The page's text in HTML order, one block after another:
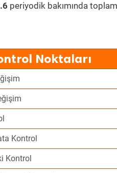
periyodik bakımında
Noktaları
Kontrol
Kontrol